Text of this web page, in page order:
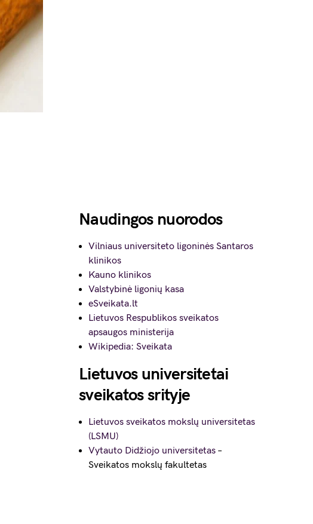
Naudingos nuorodos
Vilniaus universiteto ligoninės Santaros
klinikos
Kauno klinikos
Valstybinė ligonių kasa
eSveikata.lt
Lietuvos Respublikos sveikatos
apsaugos ministerija
Wikipedia: Sveikata
Lietuvos universitetai
sveikatos srityje
Lietuvos sveikatos mokslų universitetas
(LSMU)
Vytauto Didžiojo universitetas –
Sveikatos mokslų fakultetas